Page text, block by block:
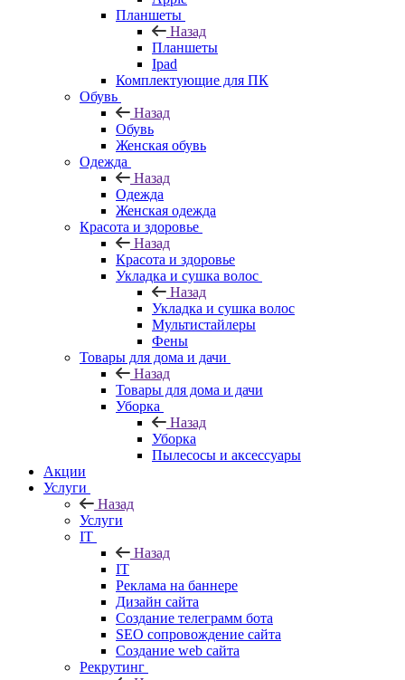
Планшеты
Назад
Планшеты
Ipad
Комплектующие для ПК
Обувь
Назад
Обувь
Женская обувь
Одежда
Назад
Одежда
Женская одежда
Красота и здоровье
Назад
Красота и здоровье
Укладка и сушка волос
Назад
Укладка и сушка волос
Мультистайлеры
Фены
Товары для дома и дачи
Назад
Товары для дома и дачи
Уборка
Назад
Уборка
Пылесосы и аксессуары
Акции
Услуги
Назад
Услуги
IT
Назад
IT
Реклама на баннере
Дизайн сайта
Создание телеграмм бота
SEO сопровождение сайта
Создание web сайта
Рекрутинг